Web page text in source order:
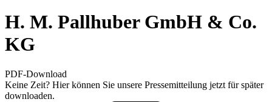
H. M. Pallhuber GmbH & Co.
KG
PDF-Download
Keine Zeit? Hier können Sie unsere Pressemitteilung jetzt für später
downloaden.